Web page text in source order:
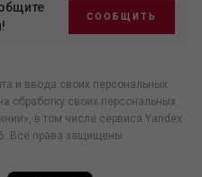
СООБЩИТЬ
и ввода своих персональных
обработку своих персональных
в том числе сервиса Yandex
Все права защищены.